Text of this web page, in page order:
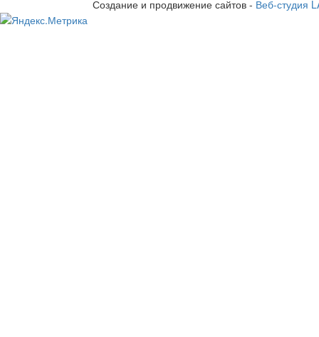
Создание и продвижение сайтов - Веб-студия